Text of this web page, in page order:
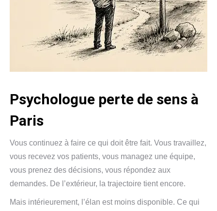
Psychologue perte de sens à
Paris
Vous continuez à faire ce qui doit être fait. Vous travaillez,
vous recevez vos patients, vous managez une équipe,
vous prenez des décisions, vous répondez aux
demandes. De l’extérieur, la trajectoire tient encore.
Mais intérieurement, l’élan est moins disponible. Ce qui